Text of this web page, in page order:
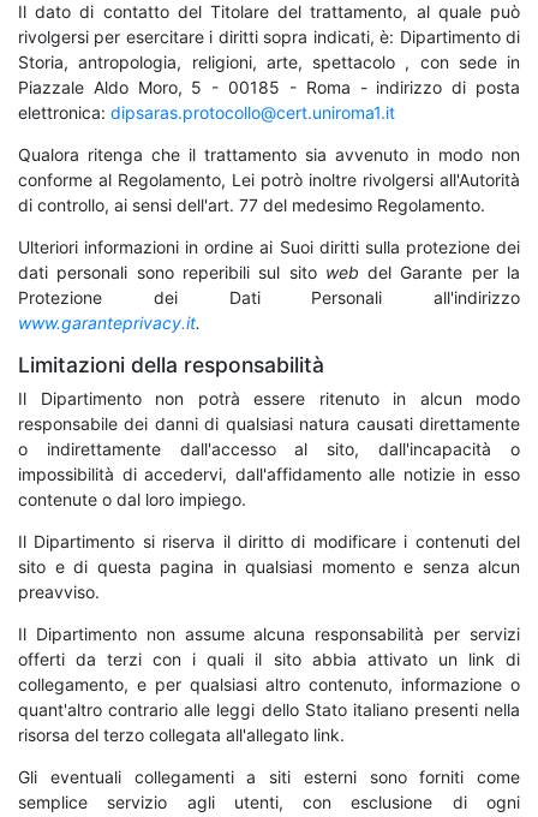
Il dato di contatto del Titolare del trattamento, al quale può
rivolgersi per esercitare i diritti sopra indicati, è: Dipartimento di
Storia, antropologia, religioni, arte, spettacolo , con sede in
Piazzale Aldo Moro, 5 - 00185 - Roma - indirizzo di posta
elettronica: dipsaras.protocollo@cert.uniroma1.it
Qualora ritenga che il trattamento sia avvenuto in modo non
conforme al Regolamento, Lei potrò inoltre rivolgersi all'Autorità
di controllo, ai sensi dell'art. 77 del medesimo Regolamento.
Ulteriori informazioni in ordine ai Suoi diritti sulla protezione dei
dati personali sono reperibili sul sito web del Garante per la
Protezione dei Dati Personali all'indirizzo
www.garanteprivacy.it.
Limitazioni della responsabilità
Il Dipartimento non potrà essere ritenuto in alcun modo
responsabile dei danni di qualsiasi natura causati direttamente
o indirettamente dall'accesso al sito, dall'incapacità o
impossibilità di accedervi, dall'affidamento alle notizie in esso
contenute o dal loro impiego.
Il Dipartimento si riserva il diritto di modificare i contenuti del
sito e di questa pagina in qualsiasi momento e senza alcun
preavviso.
Il Dipartimento non assume alcuna responsabilità per servizi
offerti da terzi con i quali il sito abbia attivato un link di
collegamento, e per qualsiasi altro contenuto, informazione o
quant'altro contrario alle leggi dello Stato italiano presenti nella
risorsa del terzo collegata all'allegato link.
Gli eventuali collegamenti a siti esterni sono forniti come
semplice servizio agli utenti, con esclusione di ogni